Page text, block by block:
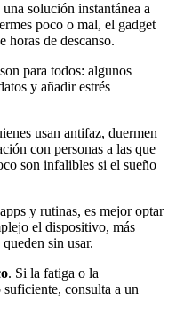
solución instantánea a
poco o mal, el gadget
horas de descanso.
para todos: algunos
y añadir estrés
usan antifaz, duermen
con personas a las que
son infalibles si el sueño
y rutinas, es mejor optar
el dispositivo, más
sin usar.
. Si la fatiga o la
consulta a un